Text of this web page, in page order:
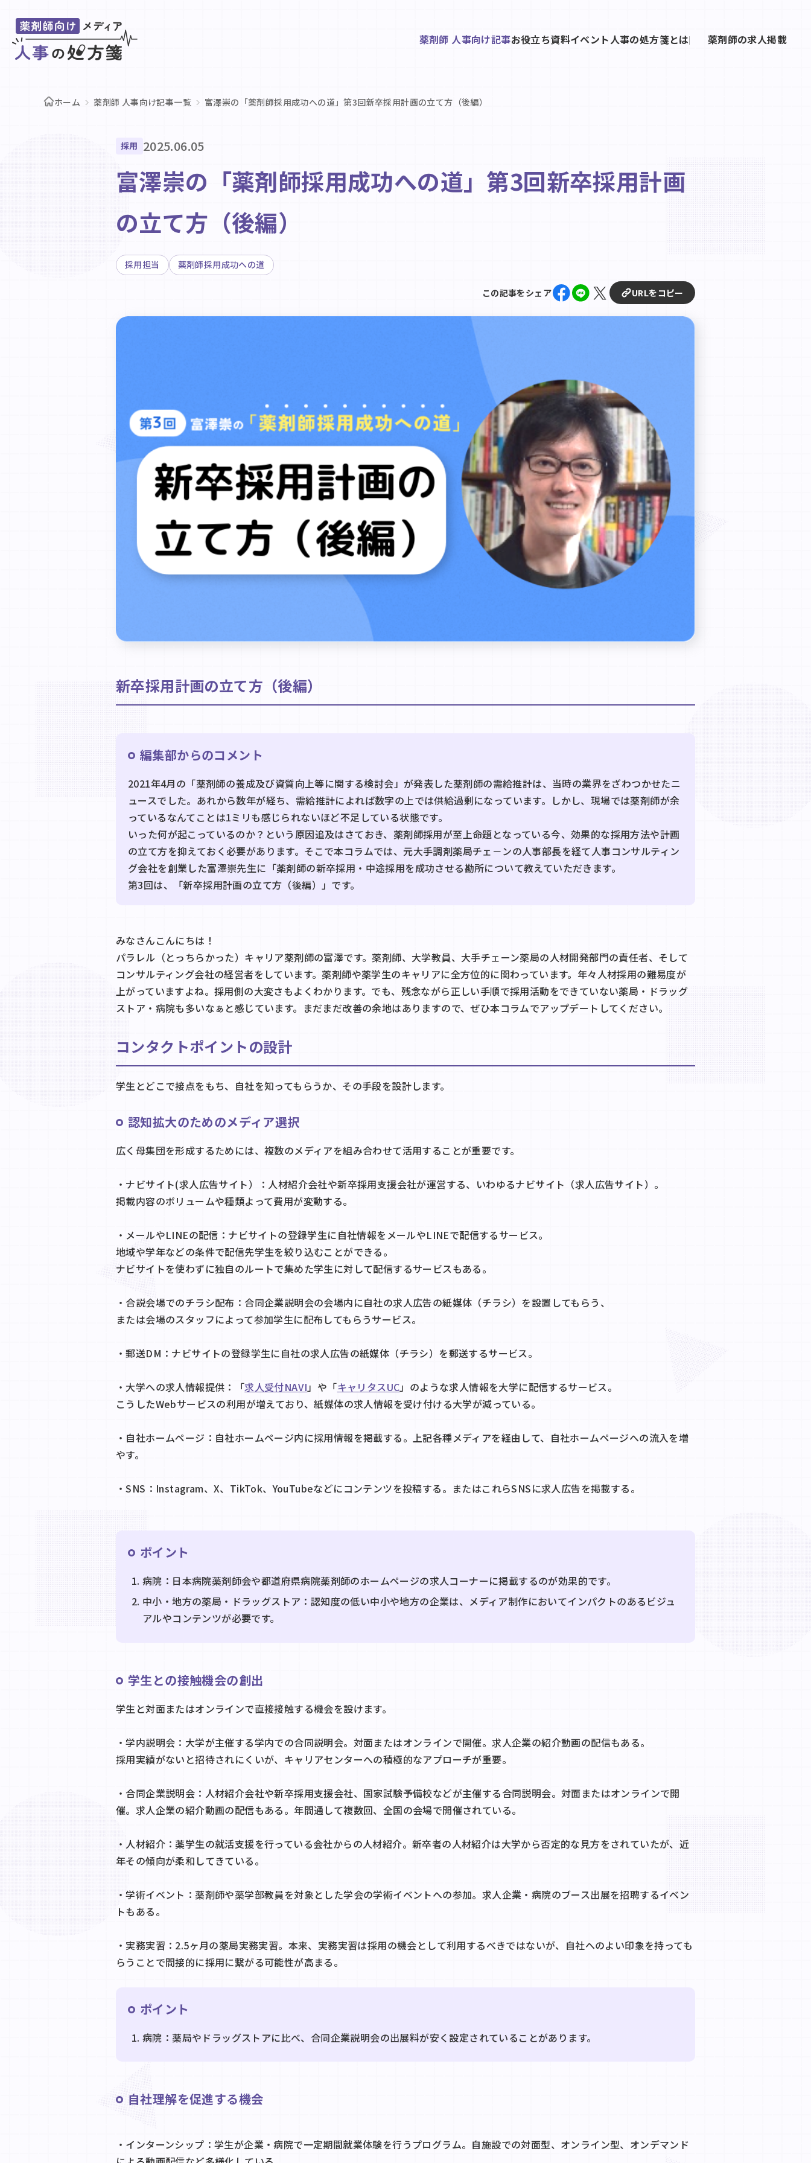
薬剤師 人事向け記事お役立ち資料イベント人事の処方箋とは 薬剤師の求人掲載
ホーム 薬剤師 人事向け記事一覧 富澤崇の「薬剤師採用成功への道」第3回新卒採用計画の立て方（後編）
採用 2025.06.05
富澤崇の「薬剤師採用成功への道」第3回新卒採用計画
の立て方（後編）
採用担当 薬剤師採用成功への道
この記事をシェア URLをコピー
新卒採用計画の立て方（後編）
編集部からのコメント
2021年4月の「薬剤師の養成及び資質向上等に関する検討会」が発表した薬剤師の需給推計は、当時の業界をざわつかせたニ
ュースでした。あれから数年が経ち、需給推計によれば数字の上では供給過剰になっています。しかし、現場では薬剤師が余
っているなんてことは1ミリも感じられないほど不足している状態です。
いった何が起こっているのか？という原因追及はさておき、薬剤師採用が至上命題となっている今、効果的な採用方法や計画
の立て方を抑えておく必要があります。そこで本コラムでは、元大手調剤薬局チェ－ンの人事部長を経て人事コンサルティン
グ会社を創業した富澤崇先生に「薬剤師の新卒採用・中途採用を成功させる勘所について教えていただきます。
第3回は、「新卒採用計画の立て方（後編）」です。
みなさんこんにちは！
パラレル（とっちらかった）キャリア薬剤師の富澤です。薬剤師、大学教員、大手チェーン薬局の人材開発部門の責任者、そして
コンサルティング会社の経営者をしています。薬剤師や薬学生のキャリアに全方位的に関わっています。年々人材採用の難易度が
上がっていますよね。採用側の大変さもよくわかります。でも、残念ながら正しい手順で採用活動をできていない薬局・ドラッグ
ストア・病院も多いなぁと感じています。まだまだ改善の余地はありますので、ぜひ本コラムでアップデートしてください。
コンタクトポイントの設計
学生とどこで接点をもち、自社を知ってもらうか、その手段を設計します。
認知拡大のためのメディア選択
広く母集団を形成するためには、複数のメディアを組み合わせて活用することが重要です。
・ナビサイト(求人広告サイト）：人材紹介会社や新卒採用支援会社が運営する、いわゆるナビサイト（求人広告サイト）。
掲載内容のボリュームや種類よって費用が変動する。
・メールやLINEの配信：ナビサイトの登録学生に自社情報をメールやLINEで配信するサービス。
地域や学年などの条件で配信先学生を絞り込むことができる。
ナビサイトを使わずに独自のルートで集めた学生に対して配信するサービスもある。
・合説会場でのチラシ配布：合同企業説明会の会場内に自社の求人広告の紙媒体（チラシ）を設置してもらう、
または会場のスタッフによって参加学生に配布してもらうサービス。
・郵送DM：ナビサイトの登録学生に自社の求人広告の紙媒体（チラシ）を郵送するサービス。
・大学への求人情報提供：「求人受付NAVI」や「キャリタスUC」のような求人情報を大学に配信するサービス。
こうしたWebサービスの利用が増えており、紙媒体の求人情報を受け付ける大学が減っている。
・自社ホームページ：自社ホームページ内に採用情報を掲載する。上記各種メディアを経由して、自社ホームページへの流入を増
やす。
・SNS：Instagram、X、TikTok、YouTubeなどにコンテンツを投稿する。またはこれらSNSに求人広告を掲載する。
ポイント
病院：日本病院薬剤師会や都道府県病院薬剤師のホームページの求人コーナーに掲載するのが効果的です。
中小・地方の薬局・ドラッグストア：認知度の低い中小や地方の企業は、メディア制作においてインパクトのあるビジュ
アルやコンテンツが必要です。
学生との接触機会の創出
学生と対面またはオンラインで直接接触する機会を設けます。
・学内説明会：大学が主催する学内での合同説明会。対面またはオンラインで開催。求人企業の紹介動画の配信もある。
採用実績がないと招待されにくいが、キャリアセンターへの積極的なアプローチが重要。
・合同企業説明会：人材紹介会社や新卒採用支援会社、国家試験予備校などが主催する合同説明会。対面またはオンラインで開
催。求人企業の紹介動画の配信もある。年間通して複数回、全国の会場で開催されている。
・人材紹介：薬学生の就活支援を行っている会社からの人材紹介。新卒者の人材紹介は大学から否定的な見方をされていたが、近
年その傾向が柔和してきている。
・学術イベント：薬剤師や薬学部教員を対象とした学会の学術イベントへの参加。求人企業・病院のブース出展を招聘するイベン
トもある。
・実務実習：2.5ヶ月の薬局実務実習。本来、実務実習は採用の機会として利用するべきではないが、自社へのよい印象を持っても
らうことで間接的に採用に繋がる可能性が高まる。
ポイント
病院：薬局やドラッグストアに比べ、合同企業説明会の出展料が安く設定されていることがあります。
自社理解を促進する機会
・インターンシップ：学生が企業・病院で一定期間就業体験を行うプログラム。自施設での対面型、オンライン型、オンデマンド